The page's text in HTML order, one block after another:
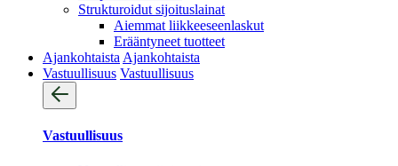
Strukturoidut sijoituslainat
Aiemmat liikkeeseenlaskut
Erääntyneet tuotteet
Ajankohtaista Ajankohtaista
Vastuullisuus Vastuullisuus
Vastuullisuus